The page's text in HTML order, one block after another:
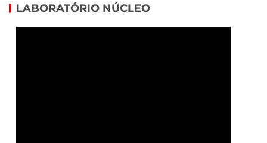
LABORATÓRIO NÚCLEO